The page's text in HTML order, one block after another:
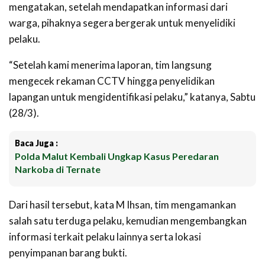
mengatakan, setelah mendapatkan informasi dari
warga, pihaknya segera bergerak untuk menyelidiki
pelaku.
“Setelah kami menerima laporan, tim langsung
mengecek rekaman CCTV hingga penyelidikan
lapangan untuk mengidentifikasi pelaku,” katanya, Sabtu
(28/3).
Baca Juga :
Polda Malut Kembali Ungkap Kasus Peredaran
Narkoba di Ternate
Dari hasil tersebut, kata M Ihsan, tim mengamankan
salah satu terduga pelaku, kemudian mengembangkan
informasi terkait pelaku lainnya serta lokasi
penyimpanan barang bukti.